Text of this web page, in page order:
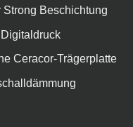
Strong Beschichtung
Digitaldruck
Ceracor-Trägerplatte